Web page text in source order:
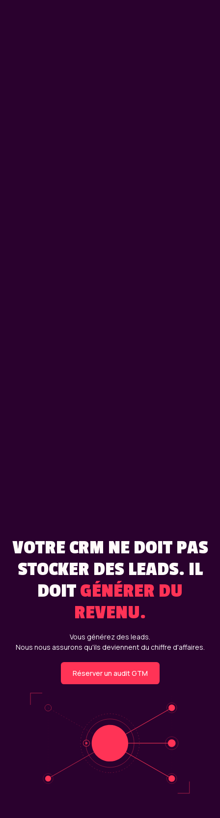
VOTRE CRM NE DOIT PAS
STOCKER DES LEADS. IL
DOIT GÉNÉRER DU
REVENU.
Vous générez des leads.
Nous nous assurons qu'ils deviennent du chiffre d'affaires.
Réserver un audit GTM